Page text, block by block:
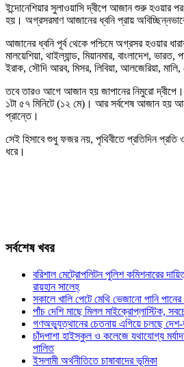
ইন্দোনেশিয়ার সুলাওয়াসি দ্বীপে আজান শুরু হওয়ার
হয়। অগ্রসরমাণ আজানের ধ্বনি প্রায়
আজানের ধ্বনি পূর্ব থেকে পশ্চিমে অগ্রসর হওয়ার
মালয়েশিয়া, থাইল্যান্ড, মিয়ানমার, বাংলাদেশ,
ইরাক, সৌদি আরব, মিসর, লিবিয়া, আলজেরিয়া, মালি,
তবে তারও আগে আজান হয় জাপানের নিমুরো
১টা ৫৭ মিনিটে (১২ মে)। আর সর্বশেষ আজান হয়
প্রান্তে।
সেই হিসাবে শুধু ফজর নয়, পৃথিবীতে প্রতিদিন
ধরে।
সর্বশেষ খবর
বরিশাল মেট্রোপলিটন পুলিশ কমিশনারের
রায়হান সালেহ্
সকালে খালি পেটে মেথি ভেজানো পানি
পাঁচ দেশি মাছে মিলল মাইক্রোপ্লাস্টিক,
গণঅভ্যুত্থানের চেতনায় এগিয়ে চলছে দেশ-
চাঁদপাশা হাইস্কুল ও কলেজে যথাযোগ্য
পালিত
ইসলামী অর্থনীতিতে চাষাবাদের ভূমিকা